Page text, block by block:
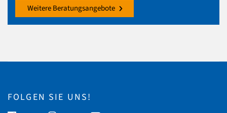
Weitere Beratungsangebote
FOLGEN SIE UNS!